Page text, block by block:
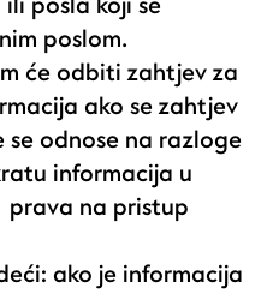
poslom.
će odbiti zahtjev za
ako se zahtjev
odnose na razloge
informacija u
na pristup
ako je informacija